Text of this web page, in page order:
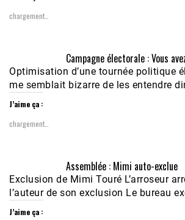
chargement…
Campagne électorale : Vous
Optimisation d’une tournée politique
me semblait bizarre de les entendre
J’aime ça :
chargement…
Assemblée : Mimi auto-exclue
Exclusion de Mimi Touré L’arroseur
l’auteur de son exclusion Le bureau
J’aime ça :